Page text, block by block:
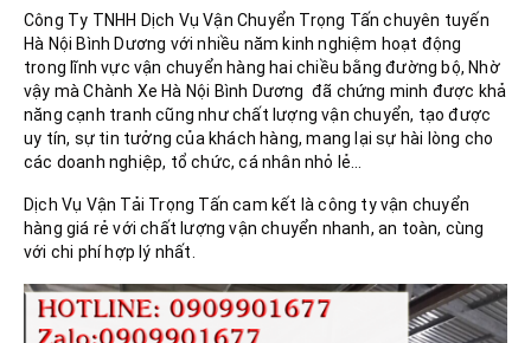
Công Ty TNHH Dịch Vụ Vận Chuyển Trọng Tấn chuyên tuyến
Hà Nội Bình Dương với nhiều năm kinh nghiệm hoạt động
trong lĩnh vực vận chuyển hàng hai chiều bằng đường bộ, Nhờ
vậy mà Chành Xe Hà Nội Bình Dương đã chứng minh được khả
năng cạnh tranh cũng như chất lượng vận chuyển, tạo được
uy tín, sự tin tưởng của khách hàng, mang lại sự hài lòng cho
các doanh nghiệp, tổ chức, cá nhân nhỏ lẻ…
Dịch Vụ Vận Tải Trọng Tấn cam kết là công ty vận chuyển
hàng giá rẻ với chất lượng vận chuyển nhanh, an toàn, cùng
với chi phí hợp lý nhất.